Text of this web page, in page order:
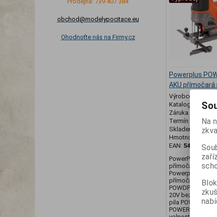
obchod@modelypocitace.eu
Ohodnoťte nás na Firmy.cz
Powerplus
AKU přímočará
Výrobce:
Katalogové
Záruka (měsíců):
Termín dodání
Skladem:
1 ks
Hmotnost:
EAN:
PowerPlus
přímočará pila
Powerplus
přímočará pila.
POWDP25300
20V bez AKU.
pila
POWERPLUS
Na